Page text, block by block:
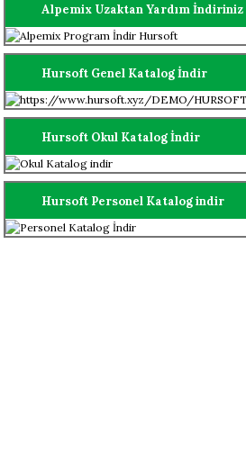
Alpemix Uzaktan Yardım İndiriniz
Hursoft Genel Katalog İndir
Hursoft Okul Katalog İndir
Hursoft Personel Katalog indir